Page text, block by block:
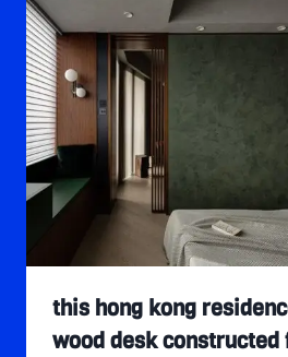
this hong kong
wood desk constructed